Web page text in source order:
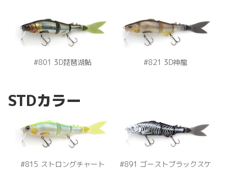
#801 3D琵琶湖鮎 #821 3D神龍
STDカラー
#815 ストロングチャート
#891 ゴーストブラックスケ